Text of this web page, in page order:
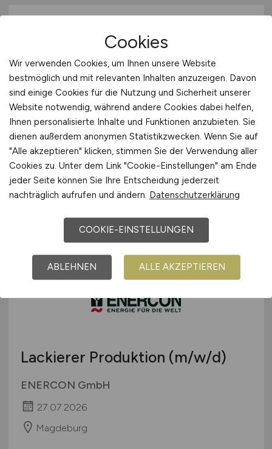
Maschinenbediener /
Anlagenführer Papiermaschine
(m/w/d)
Progroup Paper PM1 GmbH
vor 6 Tagen
Burg (bei Magdeburg)
Lackierer Produktion (m/w/d)
ENERCON GmbH
27.07.2026
Magdeburg
Cookies
Wir verwenden Cookies, um Ihnen unsere Website
bestmöglich und mit relevanten Inhalten anzuzeigen. Davon
sind einige Cookies für die Nutzung und Sicherheit unserer
Website notwendig, während andere Cookies dabei helfen,
Ihnen personalisierte Inhalte und Funktionen anzubieten. Sie
dienen außerdem anonymen Statistikzwecken. Wenn Sie auf
"Alle akzeptieren" klicken, stimmen Sie der Verwendung aller
Cookies zu. Unter dem Link "Cookie-Einstellungen" am Ende
jeder Seite können Sie Ihre Entscheidung jederzeit
nachträglich aufrufen und ändern. Datenschutzerklärung
COOKIE-EINSTELLUNGEN
ABLEHNEN ALLE AKZEPTIEREN